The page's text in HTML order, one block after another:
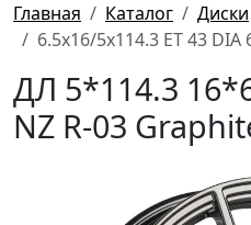
Главная Каталог Диски
6.5x16/5x114.3 ET 43
ДЛ 5*114.3
NZ R-03